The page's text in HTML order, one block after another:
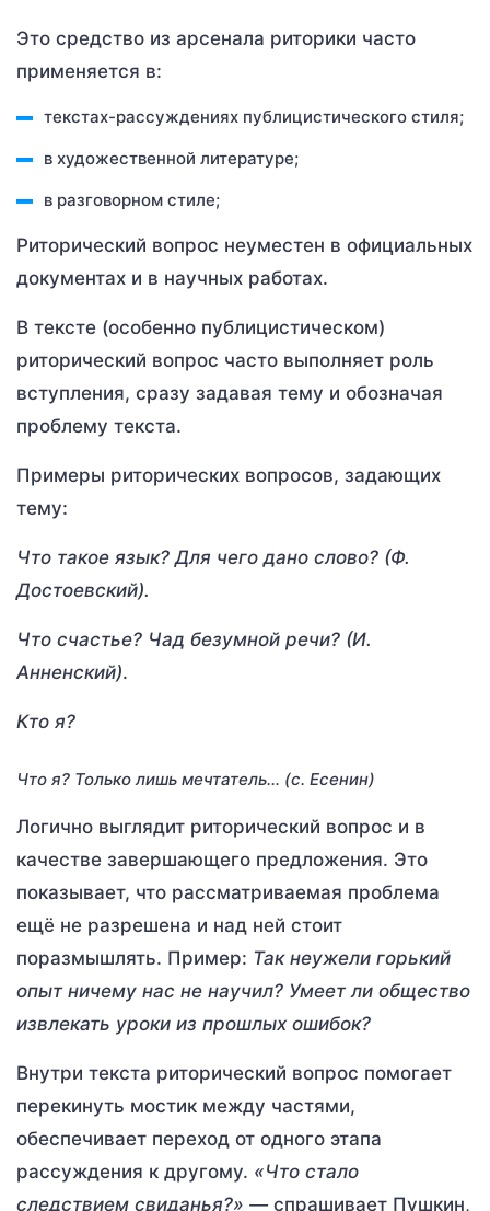
Это средство из арсенала риторики часто
применяется в:
текстах-рассуждениях публицистического стиля;
в художественной литературе;
в разговорном стиле;
Риторический вопрос неуместен в официальных
документах и в научных работах.
В тексте (особенно публицистическом)
риторический вопрос часто выполняет роль
вступления, сразу задавая тему и обозначая
проблему текста.
Примеры риторических вопросов, задающих
тему:
Что такое язык? Для чего дано слово? (Ф.
Достоевский).
Что счастье? Чад безумной речи? (И.
Анненский).
Кто я?
Что я? Только лишь мечтатель… (с. Есенин)
Логично выглядит риторический вопрос и в
качестве завершающего предложения. Это
показывает, что рассматриваемая проблема
ещё не разрешена и над ней стоит
поразмышлять. Пример: Так неужели горький
опыт ничему нас не научил? Умеет ли общество
извлекать уроки из прошлых ошибок?
Внутри текста риторический вопрос помогает
перекинуть мостик между частями,
обеспечивает переход от одного этапа
рассуждения к другому. «Что стало
следствием свиданья?» — спрашивает Пушкин,